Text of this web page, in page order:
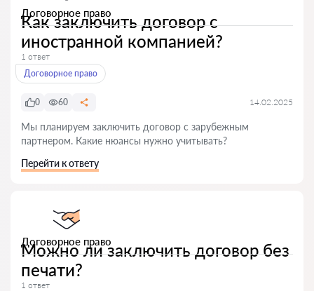
Договорное право
Как заключить договор с
иностранной компанией?
1 ответ
Договорное право
0 60 14.02.2025
Мы планируем заключить договор с зарубежным
партнером. Какие нюансы нужно учитывать?
Перейти к ответу
Договорное право
Можно ли заключить договор без
печати?
1 ответ